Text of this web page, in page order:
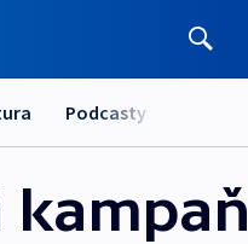
Podcasty
kampaň